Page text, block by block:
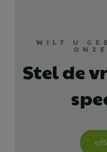
WILT U
Stel de